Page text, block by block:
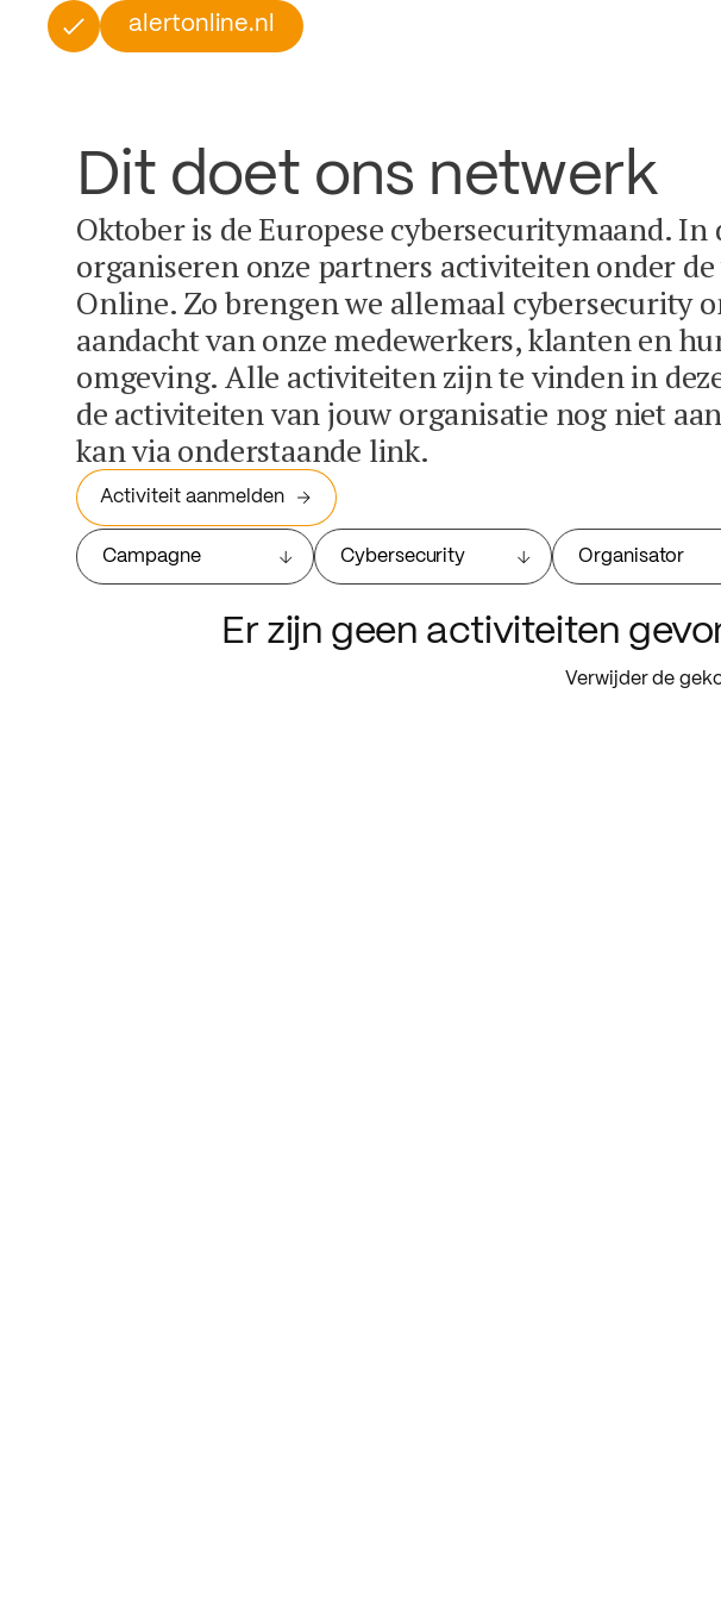
alertonline.nl
Dit doet ons netwerk
Oktober is de Europese cybersecuritymaand. In
organiseren onze partners activiteiten onder
Online. Zo brengen we allemaal cybersecurity
aandacht van onze medewerkers, klanten en
omgeving. Alle activiteiten zijn te vinden in
de activiteiten van jouw organisatie nog niet
kan via onderstaande link.
Activiteit aanmelden
Campagne Cybersecurity Organisator
Er zijn geen activiteiten
Verwijder de